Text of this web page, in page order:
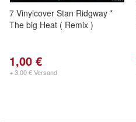
7 Vinylcover Stan Ridgway *
The big Heat ( Remix )
1,00 €
+ 3,00 € Versand